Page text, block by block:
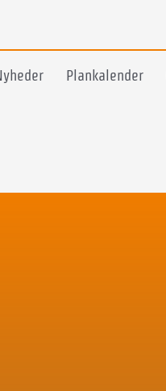
Plankalender